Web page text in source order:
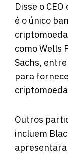
Disse o
é o único
como Wells
Sachs,
para
Outros
incluem